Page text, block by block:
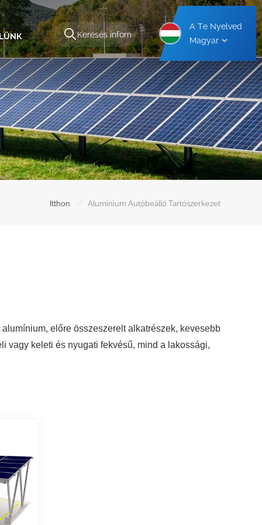
A Te Nyelved
Magyar
Itthon / Alumínium Autóbeálló Tartószerkezet
előre összeszerelt alkatrészek, kevesebb
vagy keleti és nyugati fekvésű, mind a lakossági,